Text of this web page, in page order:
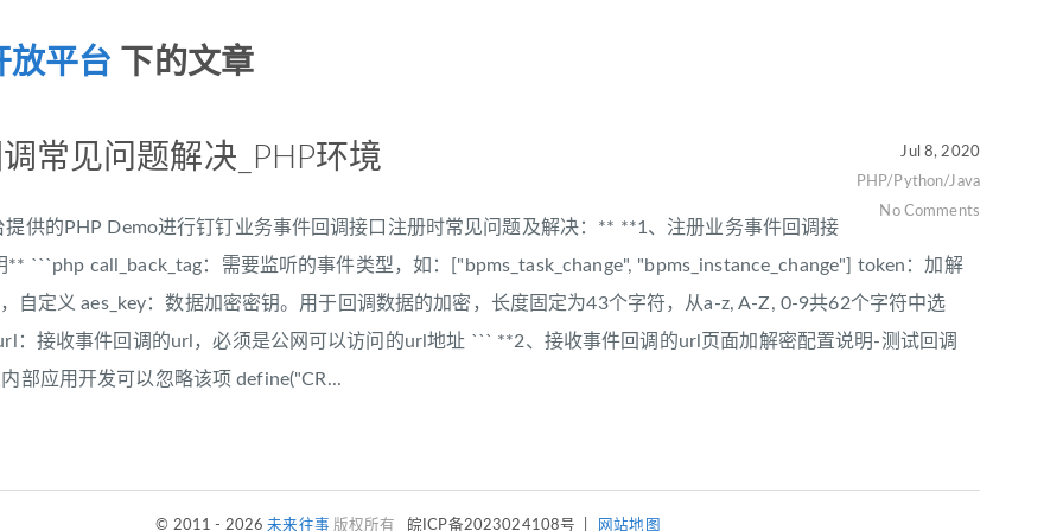
放平台 下的文章
Jul 8, 2020
PHP/Python/Java
No Comments
常见问题解决_PHP环境
供的PHP Demo进行钉钉业务事件回调接口注册时常见问题及解决：** **1、注册业务事件回调接
```php call_back_tag：需要监听的事件类型，如：["bpms_task_change", "bpms_instance_change"] token：加解
自定义 aes_key：数据加密密钥。用于回调数据的加密，长度固定为43个字符，从a-z, A-Z, 0-9共62个字符中选
：接收事件回调的url，必须是公网可以访问的url地址 ``` **2、接收事件回调的url页面加解密配置说明-测试回调
部应用开发可以忽略该项 define("CR...
© 2011 - 2026未来往事 版权所有 皖ICP备2023024108号 网站地图